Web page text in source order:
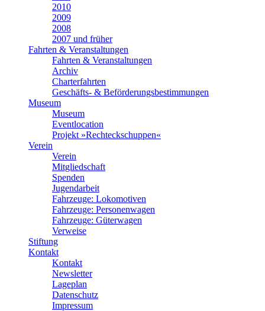
2010
2009
2008
2007 und früher
Fahrten & Veranstaltungen
Fahrten & Veranstaltungen
Archiv
Charterfahrten
Geschäfts- & Beförderungsbestimmungen
Museum
Museum
Eventlocation
Projekt »Rechteckschuppen«
Verein
Verein
Mitgliedschaft
Spenden
Jugendarbeit
Fahrzeuge: Lokomotiven
Fahrzeuge: Personenwagen
Fahrzeuge: Güterwagen
Verweise
Stiftung
Kontakt
Kontakt
Newsletter
Lageplan
Datenschutz
Impressum